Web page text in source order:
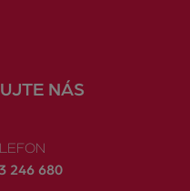
NÁS
246 680